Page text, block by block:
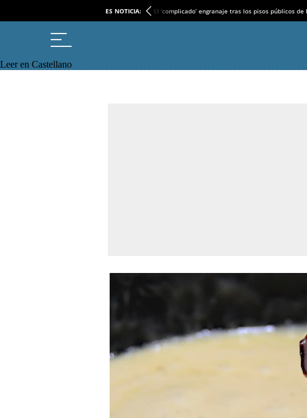
ES NOTICIA: El ‘complicado’ engranaje tras los pisos públicos de
Leer en Castellano